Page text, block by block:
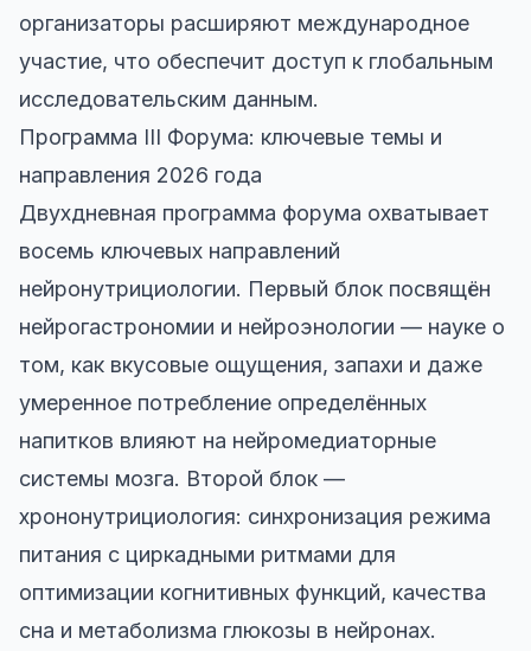
организаторы расширяют международное
участие, что обеспечит доступ к глобальным
исследовательским данным.
Программа III Форума: ключевые темы и
направления 2026 года
Двухдневная программа форума охватывает
восемь ключевых направлений
нейронутрициологии. Первый блок посвящён
нейрогастрономии и нейроэнологии — науке о
том, как вкусовые ощущения, запахи и даже
умеренное потребление определённых
напитков влияют на нейромедиаторные
системы мозга. Второй блок —
хрононутрициология: синхронизация режима
питания с циркадными ритмами для
оптимизации когнитивных функций, качества
сна и метаболизма глюкозы в нейронах.